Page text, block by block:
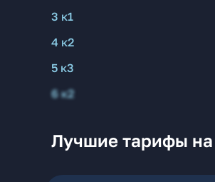
3 к1
4 к2
5 к3
6 к2
Лучшие тарифы на